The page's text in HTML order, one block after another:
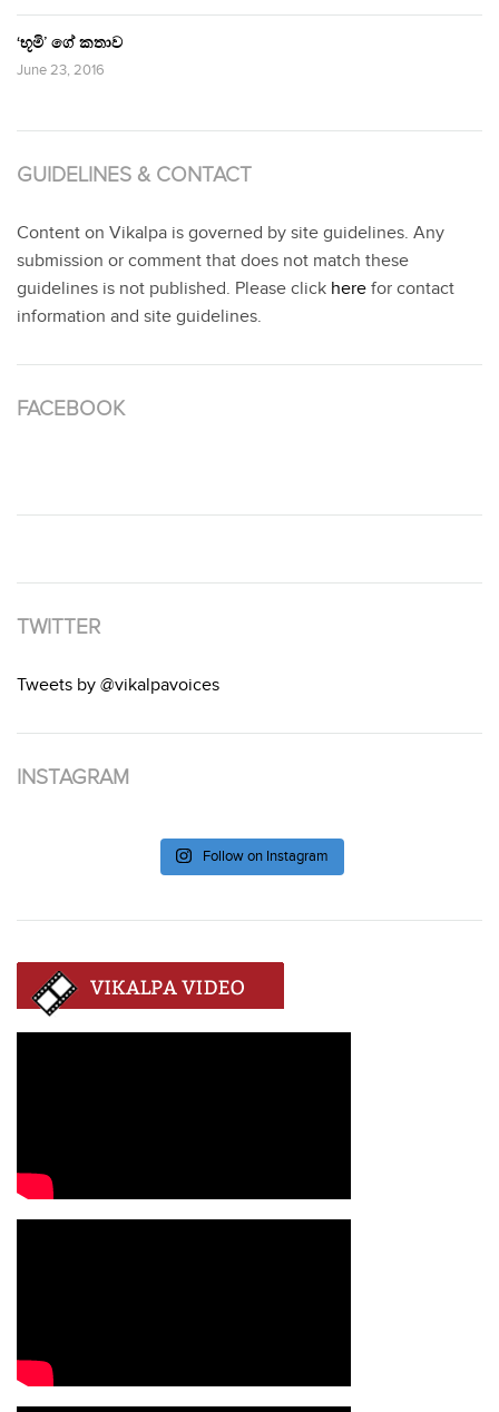
‘භූමි’ ගේ කතාව
June 23, 2016
GUIDELINES & CONTACT
Content on Vikalpa is governed by site guidelines. Any
submission or comment that does not match these
guidelines is not published. Please click here for contact
information and site guidelines.
FACEBOOK
TWITTER
Tweets by @vikalpavoices
INSTAGRAM
Follow on Instagram